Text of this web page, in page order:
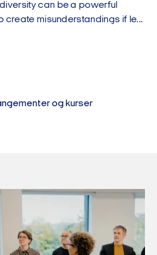
can be a powerful
create misunderstandings if le...
og kurser